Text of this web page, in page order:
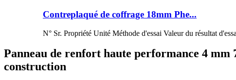
Contreplaqué de coffrage 18mm Phe...
N° Sr. Propriété Unité Méthode d'essai Valeur du résultat
Panneau de renfort haute performance 4
construction